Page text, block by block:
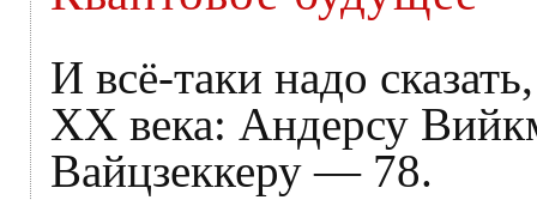
И всё-таки надо
ХХ века: Андерсу
Вайцзеккеру — 78.